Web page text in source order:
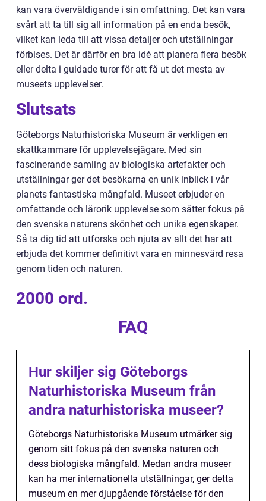
kan vara överväldigande i sin omfattning. Det kan vara
svårt att ta till sig all information på en enda besök,
vilket kan leda till att vissa detaljer och utställningar
förbises. Det är därför en bra idé att planera flera besök
eller delta i guidade turer för att få ut det mesta av
museets upplevelser.
Slutsats
Göteborgs Naturhistoriska Museum är verkligen en
skattkammare för upplevelsejägare. Med sin
fascinerande samling av biologiska artefakter och
utställningar ger det besökarna en unik inblick i vår
planets fantastiska mångfald. Museet erbjuder en
omfattande och lärorik upplevelse som sätter fokus på
den svenska naturens skönhet och unika egenskaper.
Så ta dig tid att utforska och njuta av allt det har att
erbjuda det kommer definitivt vara en minnesvärd resa
genom tiden och naturen.
2000 ord.
FAQ
Hur skiljer sig Göteborgs
Naturhistoriska Museum från
andra naturhistoriska museer?
Göteborgs Naturhistoriska Museum utmärker sig
genom sitt fokus på den svenska naturen och
dess biologiska mångfald. Medan andra museer
kan ha mer internationella utställningar, ger detta
museum en mer djupgående förståelse för den